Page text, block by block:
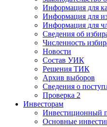
Информация для
Информация для
Информация для
Сведения об
Численность
Новости
Состав УИК
Решения ТИК
Архив выборов
Сведения о
Проверка 2
Инвесторам
Инвестиционный
Основные